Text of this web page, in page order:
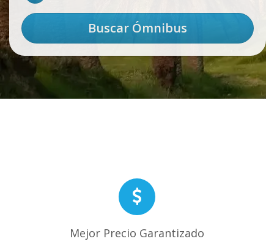
Mejor Precio Garantizado